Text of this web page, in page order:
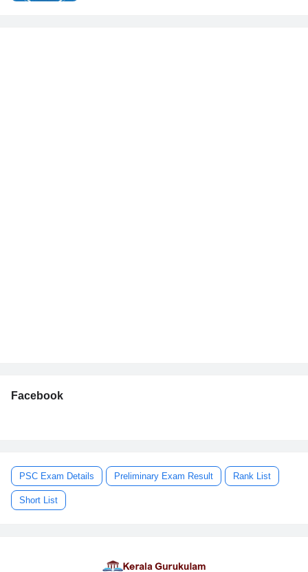
Facebook
PSC Exam Details Preliminary Exam Result Rank List
Short List